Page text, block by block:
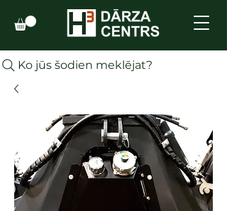
Ko jūs šodien meklējat?